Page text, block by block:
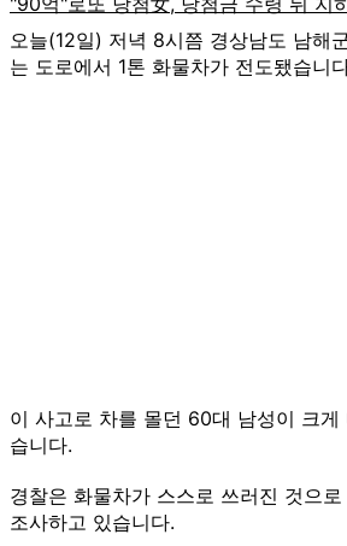
오늘(12일) 저녁 8시쯤 경상남도 남해
는 도로에서 1톤 화물차가 전도됐습니
이 사고로 차를 몰던 60대 남성이 크게
습니다.
경찰은 화물차가 스스로 쓰러진 것으
조사하고 있습니다.